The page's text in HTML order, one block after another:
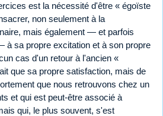
est la nécessité d'être « égoïste
non seulement à la
mais également — et parfois
à sa propre excitation et à son propre
cas d'un retour à l'ancien «
que sa propre satisfaction, mais de
que nous retrouvons chez un
et qui est peut-être associé à
qui, le plus souvent, s'est